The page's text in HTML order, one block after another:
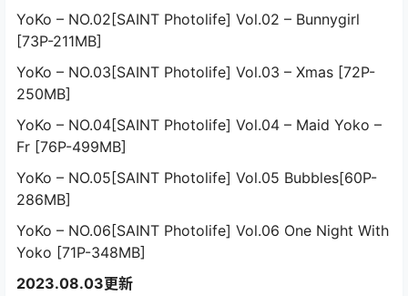
YoKo – NO.02[SAINT Photolife] Vol.02 – Bunnygirl
[73P-211MB]
YoKo – NO.03[SAINT Photolife] Vol.03 – Xmas [72P-
250MB]
YoKo – NO.04[SAINT Photolife] Vol.04 – Maid Yoko –
Fr [76P-499MB]
YoKo – NO.05[SAINT Photolife] Vol.05 Bubbles[60P-
286MB]
YoKo – NO.06[SAINT Photolife] Vol.06 One Night With
Yoko [71P-348MB]
2023.08.03更新